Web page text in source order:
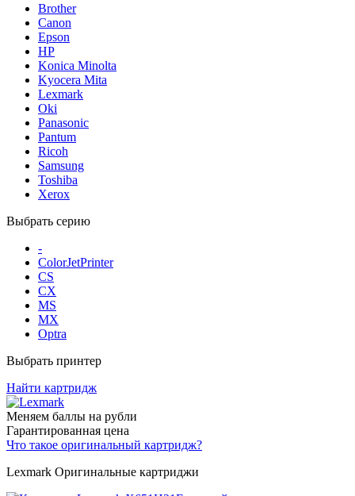
Brother
Canon
Epson
HP
Konica Minolta
Kyocera Mita
Lexmark
Oki
Panasonic
Pantum
Ricoh
Samsung
Toshiba
Xerox
Выбрать серию
-
ColorJetPrinter
CS
CX
MS
MX
Optra
Выбрать принтер
Найти картридж
Меняем баллы на рубли
Гарантированная цена
Что такое оригинальный картридж?
Lexmark Оригинальные картриджи